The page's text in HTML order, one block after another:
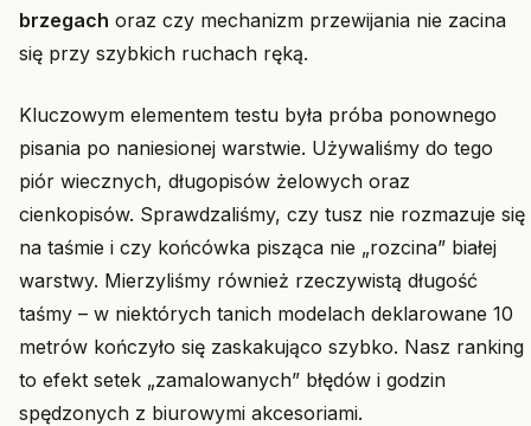
brzegach oraz czy mechanizm przewijania nie zacina
się przy szybkich ruchach ręką.
Kluczowym elementem testu była próba ponownego
pisania po naniesionej warstwie. Używaliśmy do tego
piór wiecznych, długopisów żelowych oraz
cienkopisów. Sprawdzaliśmy, czy tusz nie rozmazuje się
na taśmie i czy końcówka pisząca nie „rozcina” białej
warstwy. Mierzyliśmy również rzeczywistą długość
taśmy – w niektórych tanich modelach deklarowane 10
metrów kończyło się zaskakująco szybko. Nasz ranking
to efekt setek „zamalowanych” błędów i godzin
spędzonych z biurowymi akcesoriami.